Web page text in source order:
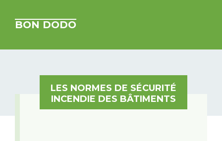
BON DODO
LES NORMES DE SÉCURITÉ
INCENDIE DES BÂTIMENTS